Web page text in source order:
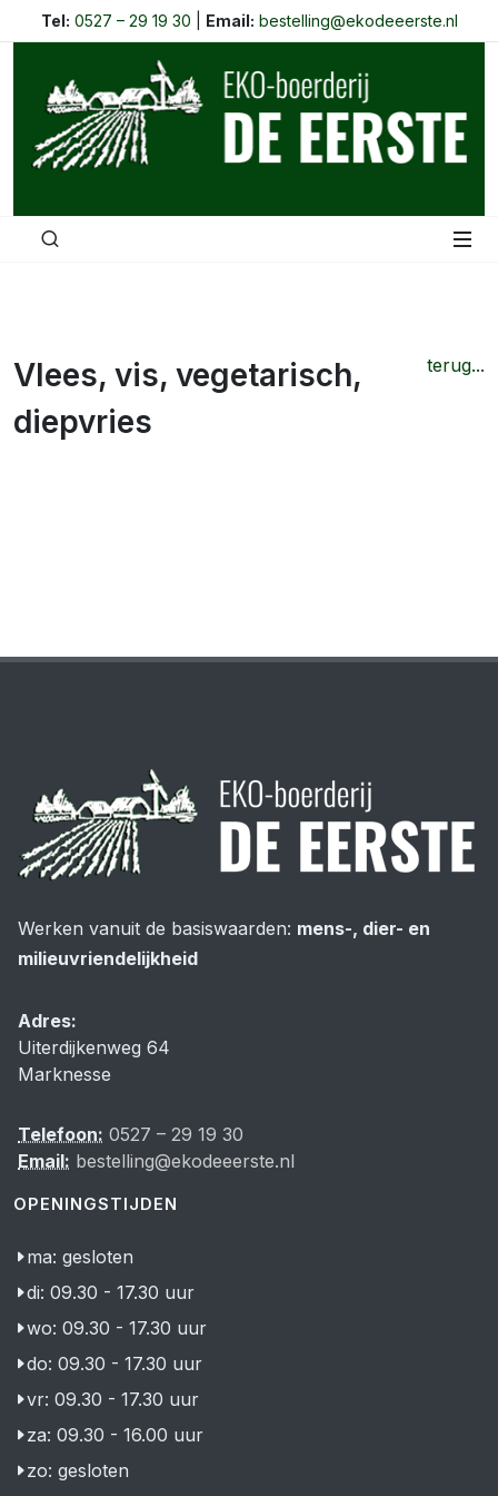
Tel: 0527 – 29 19 30 Email: bestelling@ekodeeerste.nl
Vlees, vis, vegetarisch,
diepvries
terug...
Werken vanuit de basiswaarden: mens-, dier- en
milieuvriendelijkheid
Adres:
Uiterdijkenweg 64
Marknesse
Telefoon: 0527 – 29 19 30
Email: bestelling@ekodeeerste.nl
OPENINGSTIJDEN
ma: gesloten
di: 09.30 - 17.30 uur
wo: 09.30 - 17.30 uur
do: 09.30 - 17.30 uur
vr: 09.30 - 17.30 uur
za: 09.30 - 16.00 uur
zo: gesloten